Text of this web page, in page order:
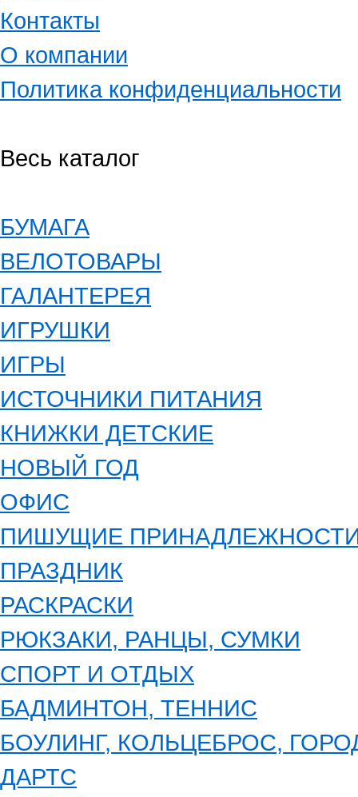
Контакты
О компании
Политика конфиденциальности
Весь каталог
БУМАГА
ВЕЛОТОВАРЫ
ГАЛАНТЕРЕЯ
ИГРУШКИ
ИГРЫ
ИСТОЧНИКИ ПИТАНИЯ
КНИЖКИ ДЕТСКИЕ
НОВЫЙ ГОД
ОФИС
ПИШУЩИЕ
ПРАЗДНИК
РАСКРАСКИ
РЮКЗАКИ, РАНЦЫ, СУМКИ
СПОРТ И ОТДЫХ
БАДМИНТОН, ТЕННИС
БОУЛИНГ, КОЛЬЦЕБРОС,
ДАРТС